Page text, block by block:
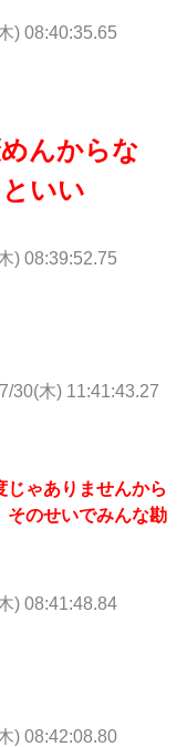
) 08:40:35.65
んからな
いい
) 08:39:52.75
30(木) 11:41:43.27
じゃありませんから
そのせいでみんな勘
) 08:41:48.84
) 08:42:08.80